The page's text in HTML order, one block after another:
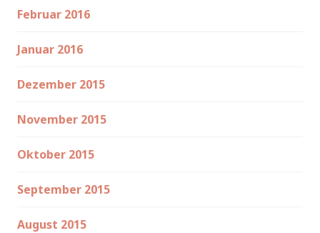
Februar 2016
Januar 2016
Dezember 2015
November 2015
Oktober 2015
September 2015
August 2015